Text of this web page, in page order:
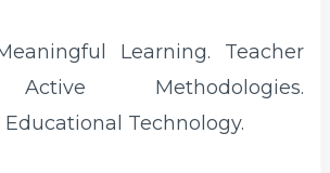
Learning. Teacher
Methodologies.
Technology.